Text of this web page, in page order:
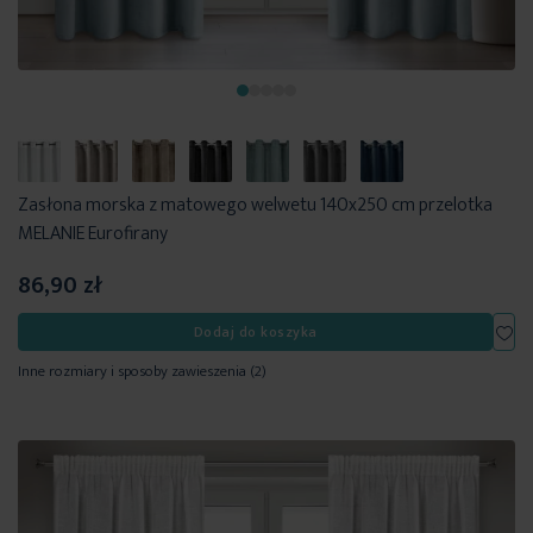
Zasłona morska z matowego welwetu 140x250 cm przelotka
MELANIE Eurofirany
86,90 zł
Dodaj do koszyka
Inne rozmiary i sposoby zawieszenia (2)